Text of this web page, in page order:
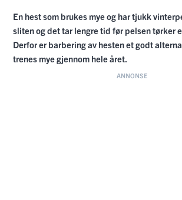
En hest som brukes mye og har tjukk
sliten og det tar lengre tid før pelsen tørker
Derfor er barbering av hesten et godt
trenes mye gjennom hele året.